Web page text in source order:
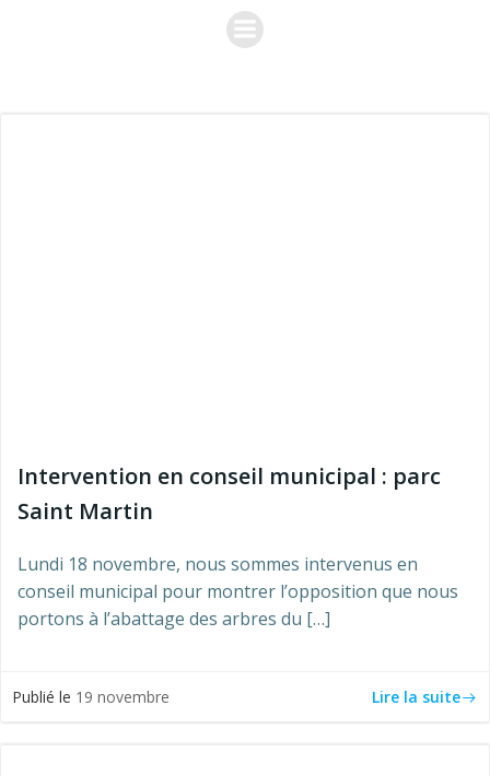
Aller
au
Intervention en conseil municipal : parc
Saint Martin
Lundi 18 novembre, nous sommes intervenus en
conseil municipal pour montrer l’opposition que nous
portons à l’abattage des arbres du […]
Publié le 19 novembre Lire la suite